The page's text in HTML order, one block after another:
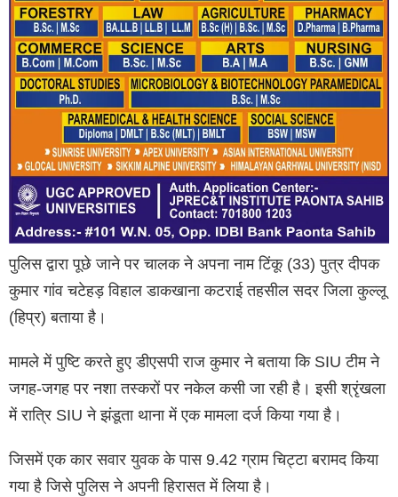
पुलिस द्वारा पूछे जाने पर चालक ने अपना नाम टिंकू (33) पुत्र दीपक
कुमार गांव चटेहड़ विहाल डाकखाना कटराई तहसील सदर जिला कुल्लू
(हिप्र) बताया है।
मामले में पुष्टि करते हुए डीएसपी राज कुमार ने बताया कि SIU टीम ने
जगह-जगह पर नशा तस्करों पर नकेल कसी जा रही है। इसी श्रृंखला
में रात्रि SIU ने झंडूता थाना में एक मामला दर्ज किया गया है।
जिसमें एक कार सवार युवक के पास 9.42 ग्राम चिट्टा बरामद किया
गया है जिसे पुलिस ने अपनी हिरासत में लिया है।